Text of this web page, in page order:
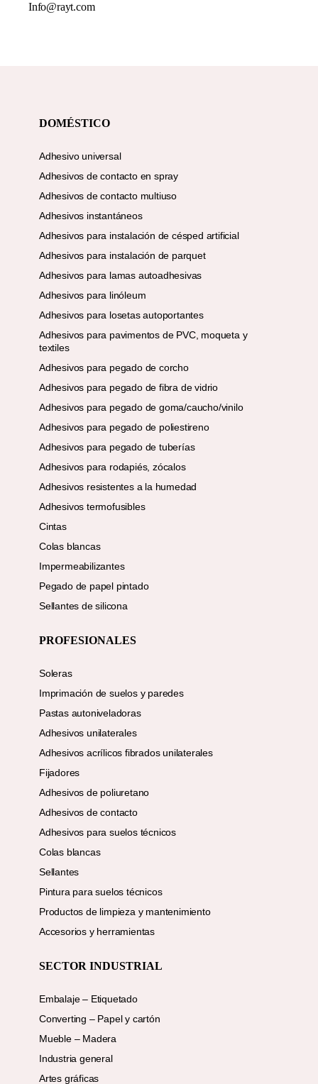
Info@rayt.com
DOMÉSTICO
Adhesivo universal
Adhesivos de contacto en spray
Adhesivos de contacto multiuso
Adhesivos instantáneos
Adhesivos para instalación de césped artificial
Adhesivos para instalación de parquet
Adhesivos para lamas autoadhesivas
Adhesivos para linóleum
Adhesivos para losetas autoportantes
Adhesivos para pavimentos de PVC, moqueta y
textiles
Adhesivos para pegado de corcho
Adhesivos para pegado de fibra de vidrio
Adhesivos para pegado de goma/caucho/vinilo
Adhesivos para pegado de poliestireno
Adhesivos para pegado de tuberías
Adhesivos para rodapiés, zócalos
Adhesivos resistentes a la humedad
Adhesivos termofusibles
Cintas
Colas blancas
Impermeabilizantes
Pegado de papel pintado
Sellantes de silicona
PROFESIONALES
Soleras
Imprimación de suelos y paredes
Pastas autoniveladoras
Adhesivos unilaterales
Adhesivos acrílicos fibrados unilaterales
Fijadores
Adhesivos de poliuretano
Adhesivos de contacto
Adhesivos para suelos técnicos
Colas blancas
Sellantes
Pintura para suelos técnicos
Productos de limpieza y mantenimiento
Accesorios y herramientas
SECTOR INDUSTRIAL
Embalaje – Etiquetado
Converting – Papel y cartón
Mueble – Madera
Industria general
Artes gráficas